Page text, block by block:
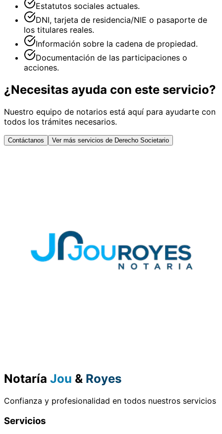
Estatutos sociales actuales.
DNI, tarjeta de residencia/NIE o pasaporte de
los titulares reales.
Información sobre la cadena de propiedad.
Documentación de las participaciones o
acciones.
¿Necesitas ayuda con este servicio?
Nuestro equipo de notarios está aquí para ayudarte con
todos los trámites necesarios.
Contáctanos Ver más servicios de Derecho Societario
Notaría Jou & Royes
Confianza y profesionalidad en todos nuestros servicios
Servicios